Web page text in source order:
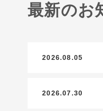
最新のお
2026.08.05
2026.07.30